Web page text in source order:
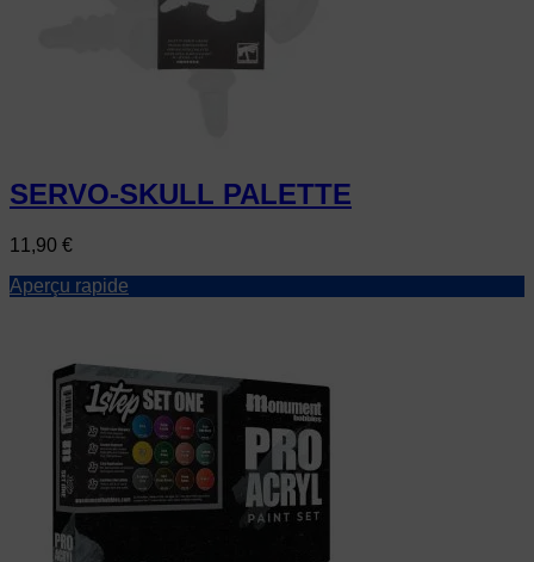
SERVO-SKULL PALETTE
Prix
11,90 €
Aperçu rapide